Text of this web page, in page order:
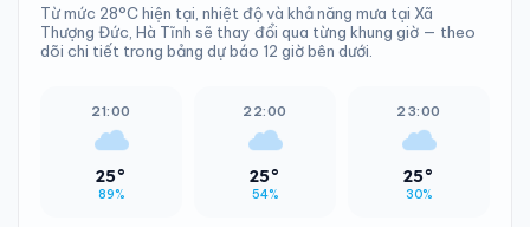
Từ mức 28°C hiện tại, nhiệt độ và khả năng mưa tại Xã
Thượng Đức, Hà Tĩnh sẽ thay đổi qua từng khung giờ — theo
dõi chi tiết trong bảng dự báo 12 giờ bên dưới.
21:00
25°
89%
22:00
25°
54%
23:00
25°
30%